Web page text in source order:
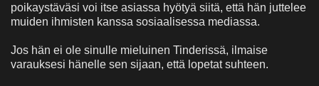
poikaystäväsi voi itse asiassa hyötyä siitä, että hän juttelee
muiden ihmisten kanssa sosiaalisessa mediassa.
Jos hän ei ole sinulle mieluinen Tinderissä, ilmaise
varauksesi hänelle sen sijaan, että lopetat suhteen.